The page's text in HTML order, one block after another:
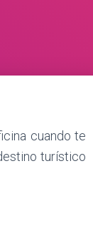
cuando te
turístico